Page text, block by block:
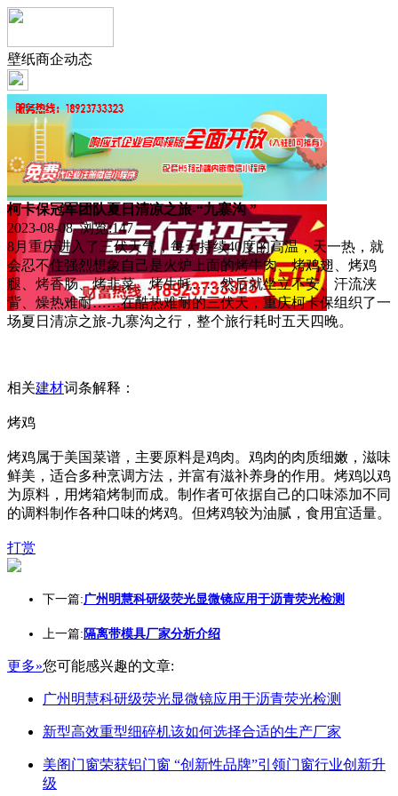
壁纸商企动态
柯卡保冠军团队夏日清凉之旅-“九寨沟 ”
2023-08-08 浏览:147
8月重庆进入了三伏天气，每天持续40度的高温，天一热，就
会忍不住强烈想象自己是火炉上面的烤牛肉、烤鸡翅、烤鸡
腿、烤香肠、烤韭菜、烤生蚝……然后就坐立不安、汗流浃
背、燥热难耐……在酷热难耐的三伏天，重庆柯卡保组织了一
场夏日清凉之旅-九寨沟之行，整个旅行耗时五天四晚。
相关建材词条解释：
烤鸡
烤鸡属于美国菜谱，主要原料是鸡肉。鸡肉的肉质细嫩，滋味
鲜美，适合多种烹调方法，并富有滋补养身的作用。烤鸡以鸡
为原料，用烤箱烤制而成。制作者可依据自己的口味添加不同
的调料制作各种口味的烤鸡。但烤鸡较为油腻，食用宜适量。
打赏
下一篇:广州明慧科研级荧光显微镜应用于沥青荧光检测
上一篇: 隔离带模具厂家分析介绍
更多»您可能感兴趣的文章:
广州明慧科研级荧光显微镜应用于沥青荧光检测
新型高效重型细碎机该如何选择合适的生产厂家
美阁门窗荣获铝门窗 “创新性品牌”引领门窗行业创新升
级